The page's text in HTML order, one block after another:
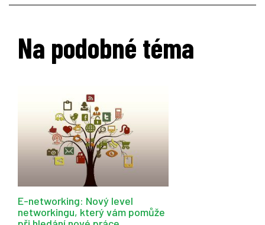
Na podobné téma
E-networking: Nový level
networkingu, který vám pomůže